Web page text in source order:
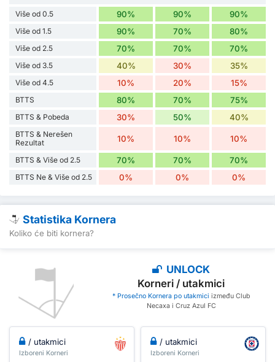
Više od 0.5
90% 90% 90%
Više od 1.5 90% 70% 80%
Više od 2.5 70% 70% 70%
Više od 3.5 40% 30% 35%
Više od 4.5 10% 20% 15%
BTTS 80% 70% 75%
BTTS & Pobeda 30% 50% 40%
BTTS & Nerešen
Rezultat
10% 10% 10%
BTTS & Više od 2.5 70% 70% 70%
BTTS Ne & Više od 2.5 0% 0% 0%
Statistika Kornera
Koliko će biti kornera?
UNLOCK
Korneri / utakmici
* Prosečno Kornera po utakmici između Club
Necaxa i Cruz Azul FC
/ utakmici
Izboreni Korneri
/ utakmici
Izboreni Korneri